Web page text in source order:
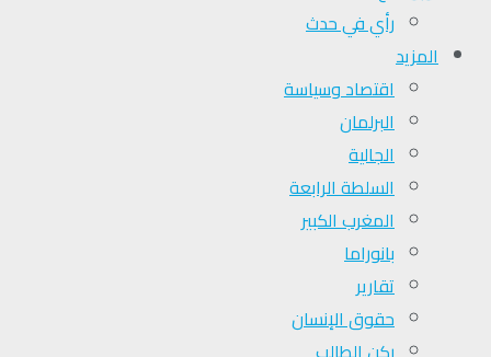
رأي في حدث
المزيد
اقتصاد وسياسة
البرلمان
الجالية
السلطة الرابعة
المغرب الكبير
بانوراما
تقارير
حقوق الإنسان